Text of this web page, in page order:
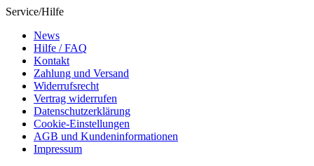
Service/Hilfe
News
Hilfe / FAQ
Kontakt
Zahlung und Versand
Widerrufsrecht
Vertrag widerrufen
Datenschutzerklärung
Cookie-Einstellungen
AGB und Kundeninformationen
Impressum